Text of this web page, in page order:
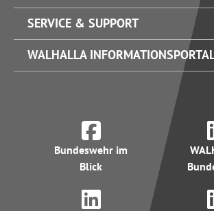
SERVICE & SUPPORT
WALHALLA
Bundeswehr im
Blick